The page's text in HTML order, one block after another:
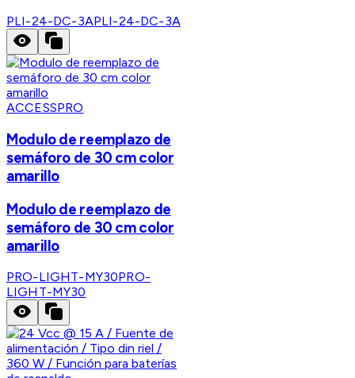
PLI-24-DC-3APLI-24-DC-3A
ACCESSPRO
Modulo de reemplazo de
semáforo de 30 cm color
amarillo
Modulo de reemplazo de
semáforo de 30 cm color
amarillo
PRO-LIGHT-MY30PRO-
LIGHT-MY30